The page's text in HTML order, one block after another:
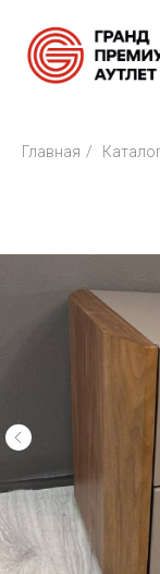
Главная /